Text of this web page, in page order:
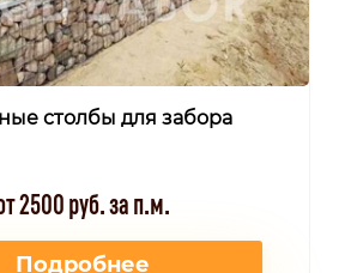
столбы для забора
2500 руб. за п.м.
Подробнее